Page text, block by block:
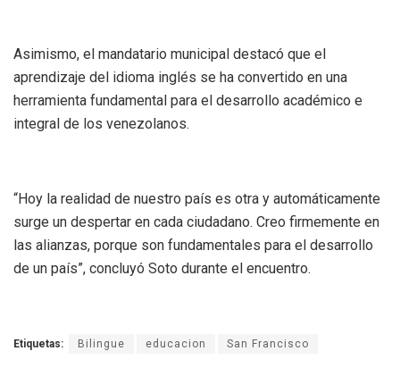
Asimismo, el mandatario municipal destacó que el
aprendizaje del idioma inglés se ha convertido en una
herramienta fundamental para el desarrollo académico e
integral de los venezolanos.
“Hoy la realidad de nuestro país es otra y automáticamente
surge un despertar en cada ciudadano. Creo firmemente en
las alianzas, porque son fundamentales para el desarrollo
de un país”, concluyó Soto durante el encuentro.
Etiquetas: Bilingue educacion San Francisco